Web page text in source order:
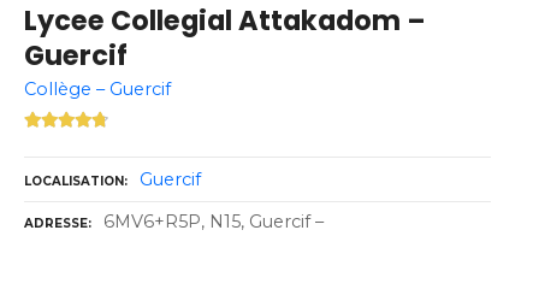
Lycee Collegial Attakadom –
Guercif
Collège – Guercif
LOCALISATION Guercif
ADRESSE 6MV6+R5P, N15, Guercif –